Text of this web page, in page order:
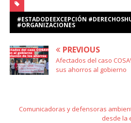
#ESTADODEEXCEPCIÓN
#ORGANIZACIONES
PREVIOUS
Afectados del caso
sus ahorros al gobierno
Comunicadoras y defensoras
desde la